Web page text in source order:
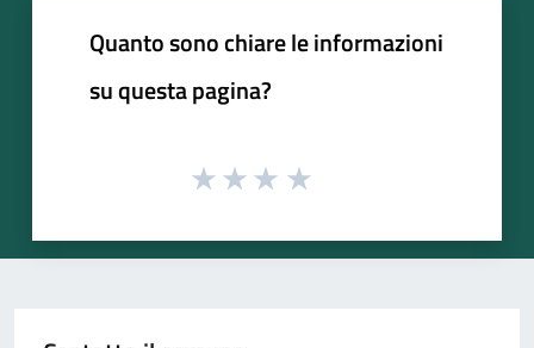
Quanto sono chiare le informazioni
su questa pagina?